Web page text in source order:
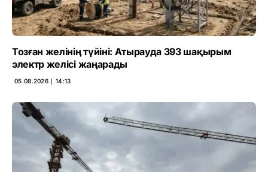
Тозған желінің түйіні: Атырауда 393 шақырым
электр желісі жаңарады
05.08.2026 ∣ 14:13